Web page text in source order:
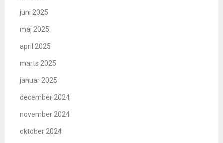
juni 2025
maj 2025
april 2025
marts 2025
januar 2025
december 2024
november 2024
oktober 2024